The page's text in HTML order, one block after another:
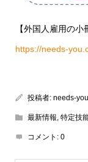
【外国人雇用の
https://needs-
投稿者: needs-you
最新情報 特定技
コメント: 0